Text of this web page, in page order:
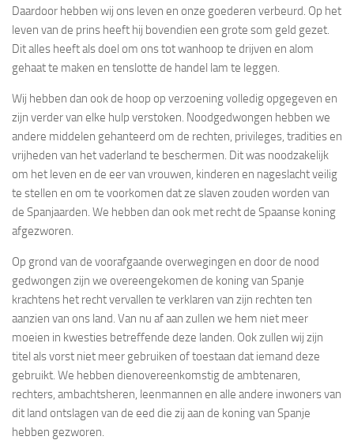
Daardoor hebben wij ons leven en onze goederen verbeurd. Op het
leven van de prins heeft hij bovendien een grote som geld gezet.
Dit alles heeft als doel om ons tot wanhoop te drijven en alom
gehaat te maken en tenslotte de handel lam te leggen.
Wij hebben dan ook de hoop op verzoening volledig opgegeven en
zijn verder van elke hulp verstoken. Noodgedwongen hebben we
andere middelen gehanteerd om de rechten, privileges, tradities en
vrijheden van het vaderland te beschermen. Dit was noodzakelijk
om het leven en de eer van vrouwen, kinderen en nageslacht veilig
te stellen en om te voorkomen dat ze slaven zouden worden van
de Spanjaarden. We hebben dan ook met recht de Spaanse koning
afgezworen.
Op grond van de voorafgaande overwegingen en door de nood
gedwongen zijn we overeengekomen de koning van Spanje
krachtens het recht vervallen te verklaren van zijn rechten ten
aanzien van ons land. Van nu af aan zullen we hem niet meer
moeien in kwesties betreffende deze landen. Ook zullen wij zijn
titel als vorst niet meer gebruiken of toestaan dat iemand deze
gebruikt. We hebben dienovereenkomstig de ambtenaren,
rechters, ambachtsheren, leenmannen en alle andere inwoners van
dit land ontslagen van de eed die zij aan de koning van Spanje
hebben gezworen.